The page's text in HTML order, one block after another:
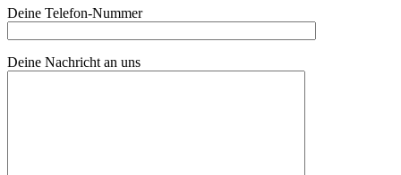
Deine Telefon-Nummer
Deine Nachricht an uns